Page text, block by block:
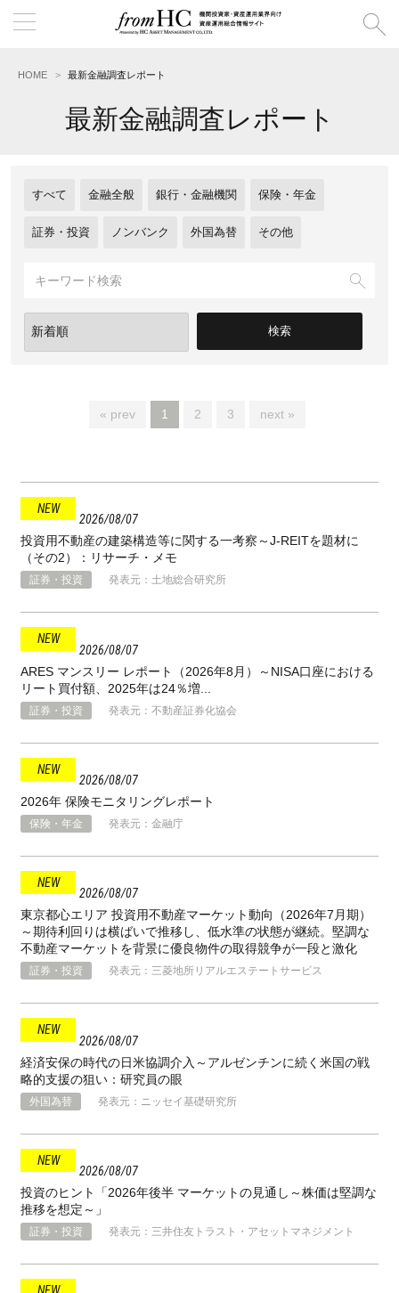
HOME 最新金融調査レポート
最新金融調査レポート
すべて 金融全般 銀行・金融機関 保険・年金
証券・投資 ノンバンク 外国為替 その他
« prev 1 2 3 next »
2026 08 07
投資用不動産の建築構造等に関する一考察～J-REITを題材に
（その2）：リサーチ・メモ
証券・投資 発表元：土地総合研究所
2026 08 07
ARES マンスリー レポート（2026年8月）～NISA口座における
リート買付額、2025年は24％増...
証券・投資 発表元：不動産証券化協会
2026 08 07
2026年 保険モニタリングレポート
保険・年金 発表元：金融庁
2026 08 07
東京都心エリア 投資用不動産マーケット動向（2026年7月期）
～期待利回りは横ばいで推移し、低水準の状態が継続。堅調な
不動産マーケットを背景に優良物件の取得競争が一段と激化
証券・投資 発表元：三菱地所リアルエステートサービス
2026 08 07
経済安保の時代の日米協調介入～アルゼンチンに続く米国の戦
略的支援の狙い：研究員の眼
外国為替 発表元：ニッセイ基礎研究所
2026 08 07
投資のヒント「2026年後半 マーケットの見通し～株価は堅調な
推移を想定～」
証券・投資 発表元：三井住友トラスト・アセットマネジメント